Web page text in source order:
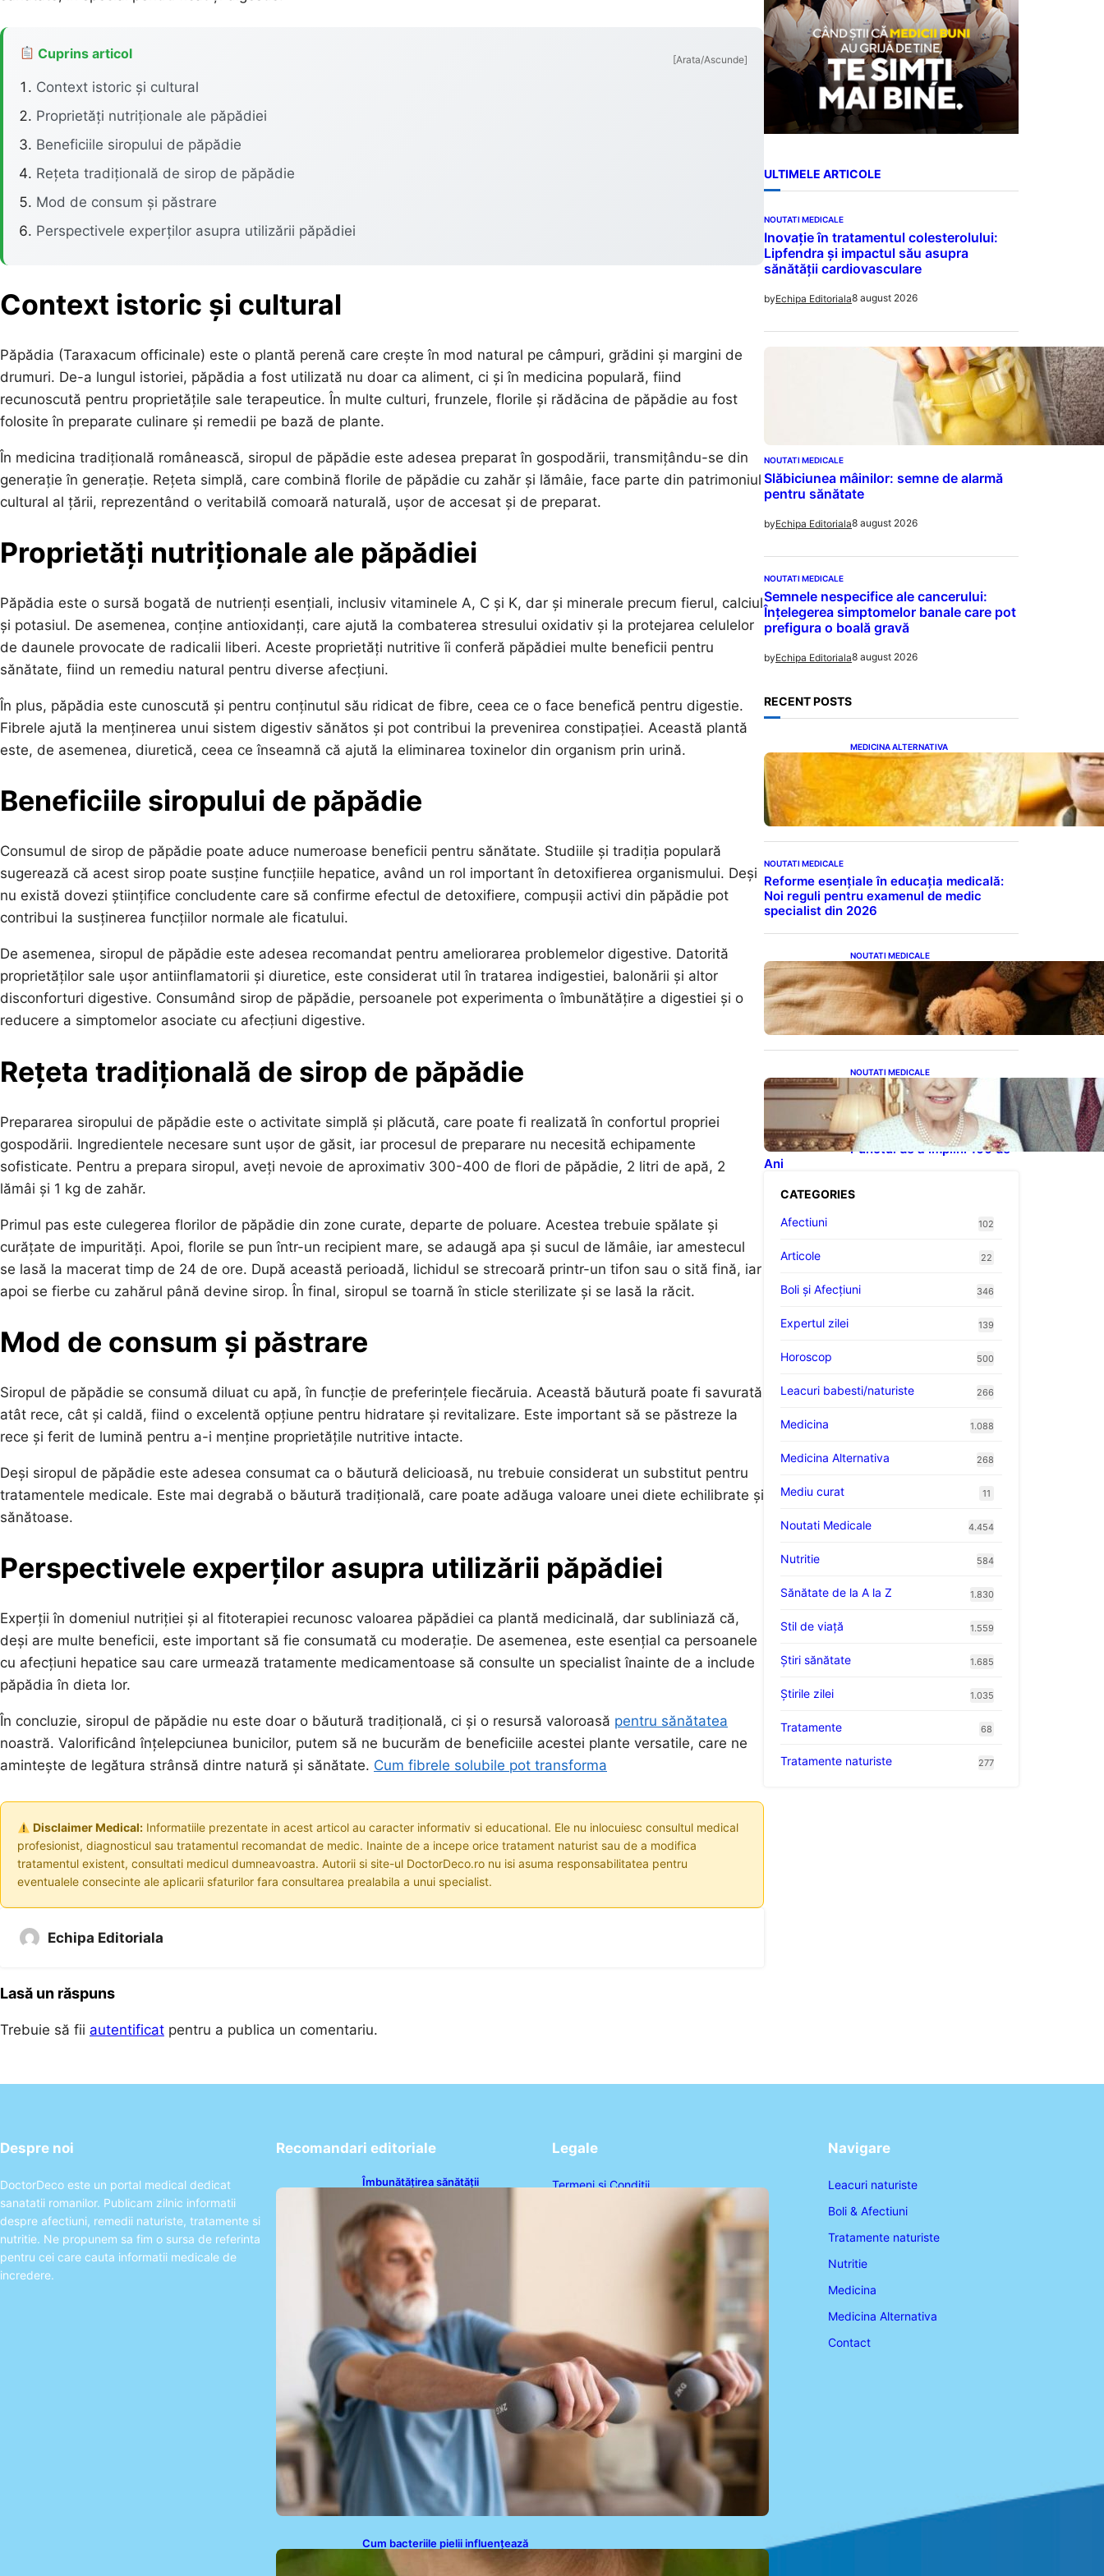
Cuprins articol [Arata/Ascunde]
Context istoric și cultural
Proprietăți nutriționale ale păpădiei
Beneficiile siropului de păpădie
Rețeta tradițională de sirop de păpădie
Mod de consum și păstrare
Perspectivele experților asupra utilizării păpădiei
Context istoric și cultural
Păpădia (Taraxacum officinale) este o plantă perenă care crește în mod natural pe câmpuri, grădini și margini de
drumuri. De-a lungul istoriei, păpădia a fost utilizată nu doar ca aliment, ci și în medicina populară, fiind
recunoscută pentru proprietățile sale terapeutice. În multe culturi, frunzele, florile și rădăcina de păpădie au fost
folosite în preparate culinare și remedii pe bază de plante.
În medicina tradițională românească, siropul de păpădie este adesea preparat în gospodării, transmițându-se din
generație în generație. Rețeta simplă, care combină florile de păpădie cu zahăr și lămâie, face parte din patrimoniul
cultural al țării, reprezentând o veritabilă comoară naturală, ușor de accesat și de preparat.
Proprietăți nutriționale ale păpădiei
Păpădia este o sursă bogată de nutrienți esențiali, inclusiv vitaminele A, C și K, dar și minerale precum fierul, calciul
și potasiul. De asemenea, conține antioxidanți, care ajută la combaterea stresului oxidativ și la protejarea celulelor
de daunele provocate de radicalii liberi. Aceste proprietăți nutritive îi conferă păpădiei multe beneficii pentru
sănătate, fiind un remediu natural pentru diverse afecțiuni.
În plus, păpădia este cunoscută și pentru conținutul său ridicat de fibre, ceea ce o face benefică pentru digestie.
Fibrele ajută la menținerea unui sistem digestiv sănătos și pot contribui la prevenirea constipației. Această plantă
este, de asemenea, diuretică, ceea ce înseamnă că ajută la eliminarea toxinelor din organism prin urină.
Beneficiile siropului de păpădie
Consumul de sirop de păpădie poate aduce numeroase beneficii pentru sănătate. Studiile și tradiția populară
sugerează că acest sirop poate susține funcțiile hepatice, având un rol important în detoxifierea organismului. Deși
nu există dovezi științifice concludente care să confirme efectul de detoxifiere, compușii activi din păpădie pot
contribui la susținerea funcțiilor normale ale ficatului.
De asemenea, siropul de păpădie este adesea recomandat pentru ameliorarea problemelor digestive. Datorită
proprietăților sale ușor antiinflamatorii și diuretice, este considerat util în tratarea indigestiei, balonării și altor
disconforturi digestive. Consumând sirop de păpădie, persoanele pot experimenta o îmbunătățire a digestiei și o
reducere a simptomelor asociate cu afecțiuni digestive.
Rețeta tradițională de sirop de păpădie
Prepararea siropului de păpădie este o activitate simplă și plăcută, care poate fi realizată în confortul propriei
gospodării. Ingredientele necesare sunt ușor de găsit, iar procesul de preparare nu necesită echipamente
sofisticate. Pentru a prepara siropul, aveți nevoie de aproximativ 300-400 de flori de păpădie, 2 litri de apă, 2
lămâi și 1 kg de zahăr.
Primul pas este culegerea florilor de păpădie din zone curate, departe de poluare. Acestea trebuie spălate și
curățate de impurități. Apoi, florile se pun într-un recipient mare, se adaugă apa și sucul de lămâie, iar amestecul
se lasă la macerat timp de 24 de ore. După această perioadă, lichidul se strecoară printr-un tifon sau o sită fină, iar
apoi se fierbe cu zahărul până devine sirop. În final, siropul se toarnă în sticle sterilizate și se lasă la răcit.
Mod de consum și păstrare
Siropul de păpădie se consumă diluat cu apă, în funcție de preferințele fiecăruia. Această băutură poate fi savurată
atât rece, cât și caldă, fiind o excelentă opțiune pentru hidratare și revitalizare. Este important să se păstreze la
rece și ferit de lumină pentru a-i menține proprietățile nutritive intacte.
Deși siropul de păpădie este adesea consumat ca o băutură delicioasă, nu trebuie considerat un substitut pentru
tratamentele medicale. Este mai degrabă o băutură tradițională, care poate adăuga valoare unei diete echilibrate și
sănătoase.
Perspectivele experților asupra utilizării păpădiei
Experții în domeniul nutriției și al fitoterapiei recunosc valoarea păpădiei ca plantă medicinală, dar subliniază că,
deși are multe beneficii, este important să fie consumată cu moderație. De asemenea, este esențial ca persoanele
cu afecțiuni hepatice sau care urmează tratamente medicamentoase să consulte un specialist înainte de a include
păpădia în dieta lor.
În concluzie, siropul de păpădie nu este doar o băutură tradițională, ci și o resursă valoroasă pentru sănătatea
noastră. Valorificând înțelepciunea bunicilor, putem să ne bucurăm de beneficiile acestei plante versatile, care ne
amintește de legătura strânsă dintre natură și sănătate. Cum fibrele solubile pot transforma
Disclaimer Medical:Informatiile prezentate in acest articol au caracter informativ si educational. Ele nu inlocuiesc consultul medical
profesionist, diagnosticul sau tratamentul recomandat de medic. Inainte de a incepe orice tratament naturist sau de a modifica
tratamentul existent, consultati medicul dumneavoastra. Autorii si site-ul DoctorDeco.ro nu isi asuma responsabilitatea pentru
eventualele consecinte ale aplicarii sfaturilor fara consultarea prealabila a unui specialist.
Echipa Editoriala
Lasă un răspuns
Trebuie să fii autentificat pentru a publica un comentariu.
ULTIMELE ARTICOLE
NOUTATI MEDICALE
Inovație în tratamentul colesterolului:
Lipfendra și impactul său asupra
sănătății cardiovasculare
byEchipa Editoriala8 august 2026
NOUTATI MEDICALE
Slăbiciunea mâinilor: semne de alarmă
pentru sănătate
byEchipa Editoriala8 august 2026
NOUTATI MEDICALE
Semnele nespecifice ale cancerului:
Înțelegerea simptomelor banale care pot
prefigura o boală gravă
byEchipa Editoriala8 august 2026
RECENT POSTS
MEDICINA ALTERNATIVA
Cele cinci băuturi esențiale
pentru menținerea glicemiei
sub control pe timpul nopții:
Ghidul specialistului
NOUTATI MEDICALE
Reforme esențiale în educația medicală:
Noi reguli pentru examenul de medic
specialist din 2026
NOUTATI MEDICALE
Somnul Sănătos: Câte Ore
Trebuie Să Dormi în Funcție
de Vârstă și Impactul
Asupra Sănătății
NOUTATI MEDICALE
Longevitatea în Rândul
Celebrităților: Lecții din
Viața Prințului Philip și a
Altora care Au Fost Pe
Punctul de a Împlini 100 de
Ani
CATEGORIES
Afectiuni
102
Articole 22
Boli și Afecțiuni 346
Expertul zilei 139
Horoscop 500
Leacuri babesti/naturiste 266
Medicina 1.088
Medicina Alternativa 268
Mediu curat 11
Noutati Medicale 4.454
Nutritie 584
Sănătate de la A la Z 1.830
Stil de viaţă 1.559
Ştiri sănătate 1.685
Știrile zilei 1.035
Tratamente 68
Tratamente naturiste 277
Despre noi
DoctorDeco este un portal medical dedicat
sanatatii romanilor. Publicam zilnic informatii
despre afectiuni, remedii naturiste, tratamente si
nutritie. Ne propunem sa fim o sursa de referinta
pentru cei care cauta informatii medicale de
incredere.
Recomandari editoriale
Îmbunătățirea sănătății
simple pentru reducerea tensiunii
arteriale la domiciliu
Cum bacteriile pielii influențează
atracția țânțarilor: O nouă viziune
asupra alegerii victimelor
Legale
Termeni și Condiții
Politica de Confidențialitate
Navigare
Leacuri naturiste
Boli & Afectiuni
Tratamente naturiste
Nutritie
Medicina
Medicina Alternativa
Contact